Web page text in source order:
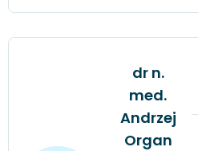
dr n.
med.
Andrzej
Organ